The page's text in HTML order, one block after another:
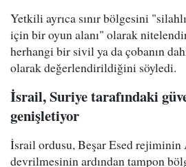
Yetkili ayrıca sınır bölgesini
için bir oyun alanı" olarak
herhangi bir sivil ya da çobanın
olarak değerlendirildiğini söyledi.
İsrail, Suriye tarafındaki
genişletiyor
İsrail ordusu, Beşar Esed rejiminin
devrilmesinin ardından tampon